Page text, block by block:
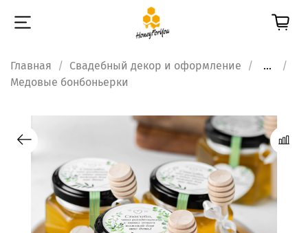
Главная Свадебный декор и оформление
...
Медовые бонбоньерки